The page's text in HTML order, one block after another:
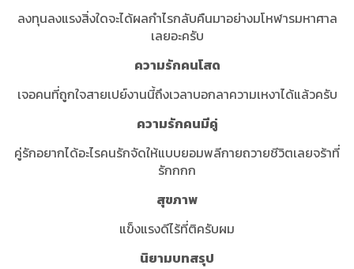
ลงทุนลงแรงสิ่งใดจะได้ผลกำไรกลับคืนมาอย่างมโหฬารมหาศาล
เลยอะครับ
ความรักคนโสด
เจอคนที่ถูกใจสายเปย์งานนี้ถึงเวลาบอกลาความเหงาได้แล้วครับ
ความรักคนมีคู่
คู่รักอยากได้อะไรคนรักจัดให้แบบยอมพลีกายถวายชีวิตเลยจร้าที่
รักกกก
สุขภาพ
แข็งแรงดีไร้ที่ติครับผม
นิยามบทสรุป